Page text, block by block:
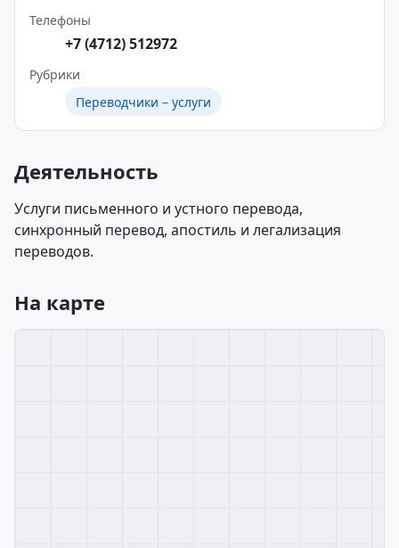
Телефоны
+7 (4712) 512972
Рубрики
Переводчики – услуги
Деятельность
Услуги письменного и устного перевода,
синхронный перевод, апостиль и легализация
переводов.
На карте